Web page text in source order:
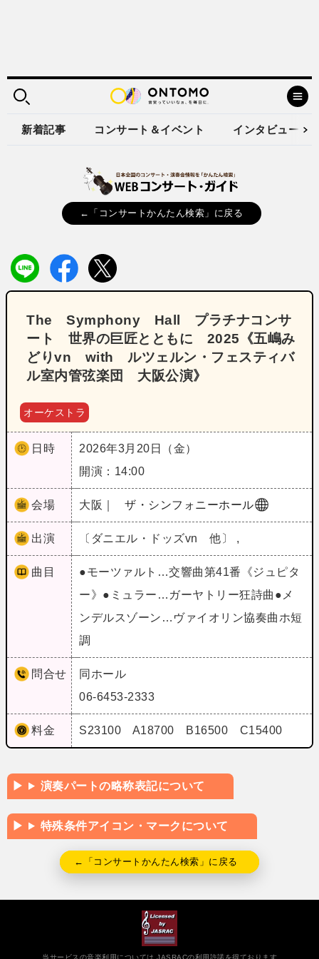
新着記事 コンサート＆イベント インタビュー
←「コンサートかんたん検索」に戻る
The Symphony Hall プラチナコンサ
ート 世界の巨匠とともに 2025《五嶋み
どりvn with ルツェルン・フェスティバ
ル室内管弦楽団 大阪公演》
オーケストラ
日時
2026年3月20日（金）
開演：14:00
会場 大阪｜ ザ・シンフォニーホール
出演 〔ダニエル・ドッズvn 他〕 ,
曲目
●モーツァルト…交響曲第41番《ジュピタ
ー》●ミュラー…ガーヤトリー狂詩曲●メ
ンデルスゾーン…ヴァイオリン協奏曲ホ短
調
問合せ
同ホール
06-6453-2333
料金 S23100 A18700 B16500 C15400
演奏パートの略称表記について
特殊条件アイコン・マークについて
←「コンサートかんたん検索」に戻る
当サービスの音楽利用については JASRACの利用許諾を得ております